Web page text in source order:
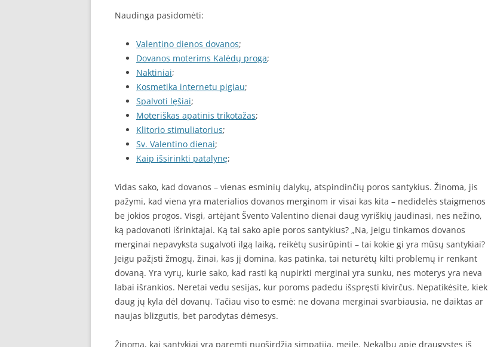
Naudinga pasidomėti:
Valentino dienos dovanos;
Dovanos moterims Kalėdų proga;
Naktiniai;
Kosmetika internetu pigiau;
Spalvoti lęšiai;
Moteriškas apatinis trikotažas;
Klitorio stimuliatorius;
Sv. Valentino dienai;
Kaip išsirinkti patalynę;
Vidas sako, kad dovanos – vienas esminių dalykų, atspindinčių poros santykius. Žinoma, jis
pažymi, kad viena yra materialios dovanos merginom ir visai kas kita – nedidelės staigmenos
be jokios progos. Visgi, artėjant Švento Valentino dienai daug vyriškių jaudinasi, nes nežino,
ką padovanoti išrinktajai. Ką tai sako apie poros santykius? „Na, jeigu tinkamos dovanos
merginai nepavyksta sugalvoti ilgą laiką, reikėtų susirūpinti – tai kokie gi yra mūsų santykiai?
Jeigu pažįsti žmogų, žinai, kas jį domina, kas patinka, tai neturėtų kilti problemų ir renkant
dovaną. Yra vyrų, kurie sako, kad rasti ką nupirkti merginai yra sunku, nes moterys yra neva
labai išrankios. Neretai vedu sesijas, kur poroms padedu išspręsti kivirčus. Nepatikėsite, kiek
daug jų kyla dėl dovanų. Tačiau viso to esmė: ne dovana merginai svarbiausia, ne daiktas ar
naujas blizgutis, bet parodytas dėmesys.
Žinoma, kai santykiai yra paremti nuoširdžia simpatija, meile. Nekalbu apie draugystes iš